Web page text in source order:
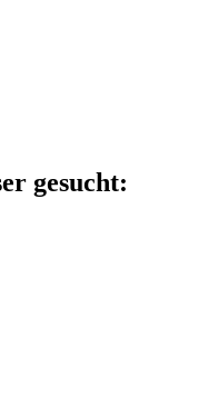
gesucht: